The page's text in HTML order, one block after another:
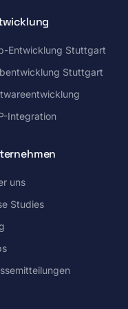
Entwicklung Stuttgart
Stuttgart
Integration
uns
Studies